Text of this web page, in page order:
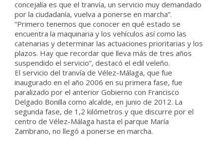
concejalía es que el tranvía, un servicio muy demandado
por la ciudadanía, vuelva a ponerse en marcha”.
“Primero tenemos que conocer en qué estado se
encuentra la maquinaria y los vehículos así como las
catenarias y determinar las actuaciones prioritarias y los
plazos. Hay que recordar que lleva más de tres años
suspendido el servicio”, destacó el edil veleño.
El servicio del tranvía de Vélez-Málaga, que fue
inaugurado en el año 2006 en su primera fase, fue
paralizado por el anterior Gobierno con Francisco
Delgado Bonilla como alcalde, en junio de 2012. La
segunda fase, de 1,2 kilómetros y que discurre por el
centro de Vélez-Málaga hasta el parque María
Zambrano, no llegó a ponerse en marcha.